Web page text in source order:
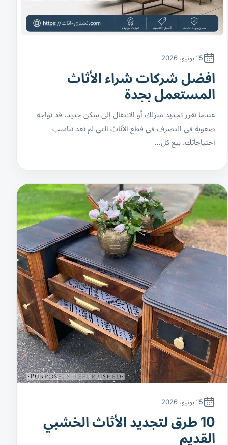
15 يونيو، 2026
افضل شركات شراء الأثاث
المستعمل بجدة
عندما تقرر تجديد منزلك أو الانتقال إلى سكن جديد، قد تواجه
صعوبة في التصرف في قطع الأثاث التي لم تعد تناسب
احتياجاتك. بيع كل…
15 يونيو، 2026
10 طرق لتجديد الأثاث الخشبي
القديم